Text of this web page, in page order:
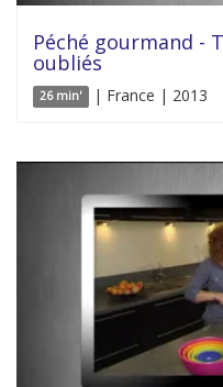
Péché gourmand -
oubliés
26 min' | France | 2013